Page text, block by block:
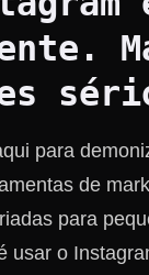
para
de
para
usar o